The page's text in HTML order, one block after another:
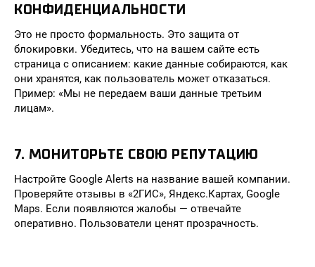
КОНФИДЕНЦИАЛЬНОСТИ
Это не просто формальность. Это защита от
блокировки. Убедитесь, что на вашем сайте есть
страница с описанием: какие данные собираются, как
они хранятся, как пользователь может отказаться.
Пример: «Мы не передаем ваши данные третьим
лицам».
7. МОНИТОРЬТЕ СВОЮ РЕПУТАЦИЮ
Настройте Google Alerts на название вашей компании.
Проверяйте отзывы в «2ГИС», Яндекс.Картах, Google
Maps. Если появляются жалобы — отвечайте
оперативно. Пользователи ценят прозрачность.